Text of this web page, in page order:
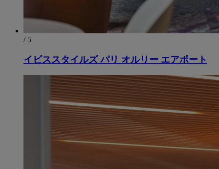
/ 5
イビススタイルズ パリ オルリー エアポート